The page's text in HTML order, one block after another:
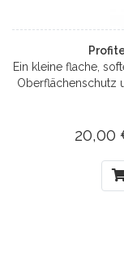
Ein kleine flache,
Oberflächenschutz
20,00